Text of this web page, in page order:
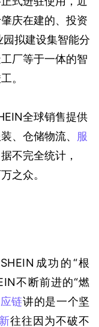
庆在建的、投资
拟建设集智能分
厂等于一体的智
。
全球销售提供
、仓储物流、 服
不完全统计，
之众。
成功的“根
不断前进的“燃
链讲的是一个坚
往往因为不破不